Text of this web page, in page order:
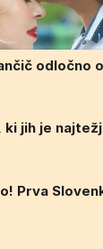
odločno
ki jih je
Prva